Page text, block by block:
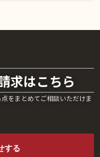
求はこちら
をまとめてご相談いただけま
する